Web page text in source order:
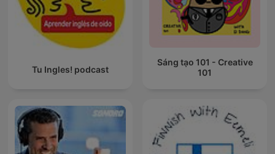
Tu Ingles! podcast
Sáng tạo 101 - Creative
101